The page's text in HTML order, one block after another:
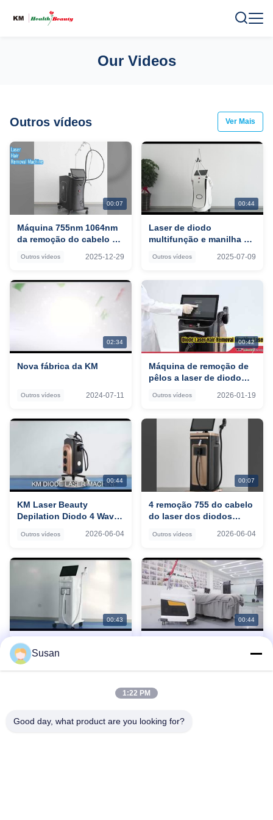
Our Videos
Outros vídeos Ver Mais
00:07
Máquina 755nm 1064nm
da remoção do cabelo do
Outros vídeos 2025-12-29
00:44
Laser de diodo
multifunção e manilha de
salões de tatuagem e
Outros vídeos 2025-07-09
02:34
Nova fábrica da KM
Outros vídeos 2024-07-11
00:42
Máquina de remoção de
pêlos a laser de diodo
Outros vídeos 2026-01-19
00:44
KM Laser Beauty
Depilation Diodo 4 Wave
Removal 755 808 1064 Ice
Outros vídeos 2026-06-04
00:07
4 remoção 755 do cabelo
do laser dos diodos
808 1064 do gelo
Outros vídeos 2026-06-04
00:43
Máquina de depilação a
laser de diodo KM D18
Outros vídeos 2026-06-04
00:44
532nm Laser Nd Yag
1064nm
Outros vídeos 2026-06-04
Susan
1:22 PM
Good day, what product are you looking for?